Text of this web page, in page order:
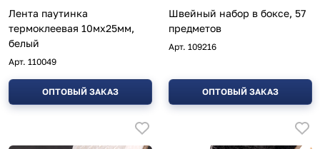
Лента паутинка
термоклеевая 10мх25мм,
белый
Арт. 110049
ОПТОВЫЙ ЗАКАЗ
Швейный набор в боксе, 57
предметов
Арт. 109216
ОПТОВЫЙ ЗАКАЗ